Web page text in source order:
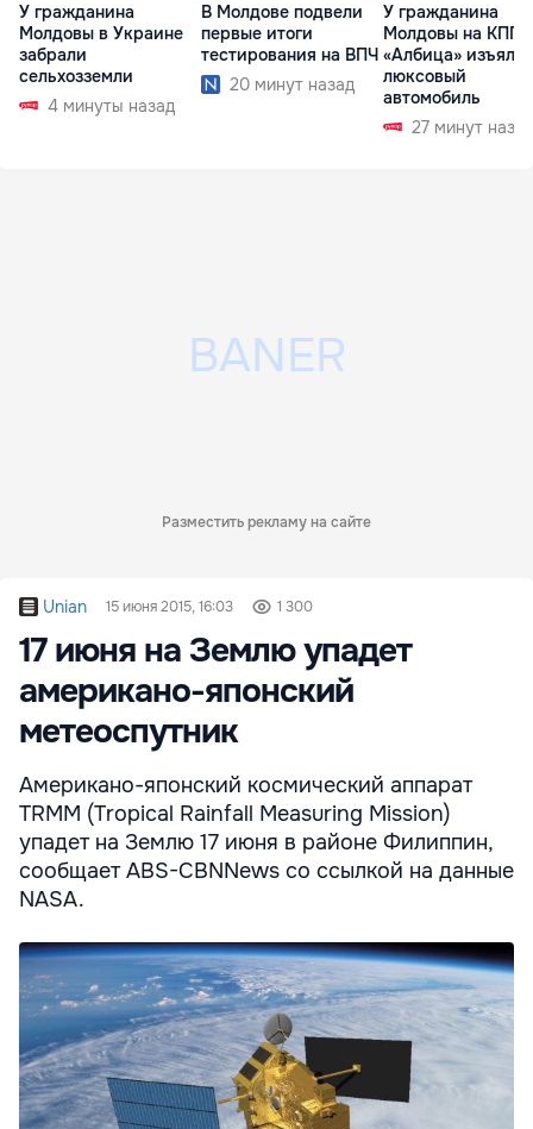
У гражданина
Молдовы в Украине
забрали
сельхозземли
4 минуты назад
В Молдове подвели
первые итоги
тестирования на ВПЧ
20 минут назад
У гражданина
Молдовы на КПП
«Албица» изъяли
люксовый
автомобиль
27 минут назад
Разместить рекламу на сайте
Unian 15 июня 2015, 16:03 1 300
17 июня на Землю упадет
американо-японский
метеоспутник
Американо-японский космический аппарат
TRMM (Tropical Rainfall Measuring Mission)
упадет на Землю 17 июня в районе Филиппин,
сообщает ABS-CBNNews со ссылкой на данные
NASA.